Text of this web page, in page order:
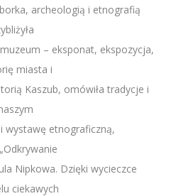
archeologią i etnografią
– eksponat, ekspozycja,
miasta i
Kaszub, omówiła tradycje i
wystawę etnograficzną,
Nipkowa. Dzięki wycieczce
ciekawych